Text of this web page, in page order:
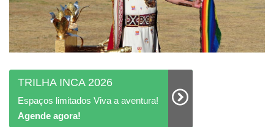
TRILHA INCA 2026
Espaços limitados Viva a aventura!
Agende agora!